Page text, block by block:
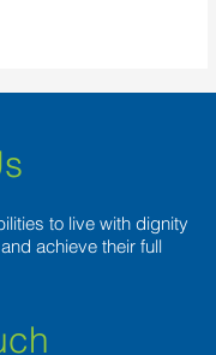
to live with dignity
achieve their full